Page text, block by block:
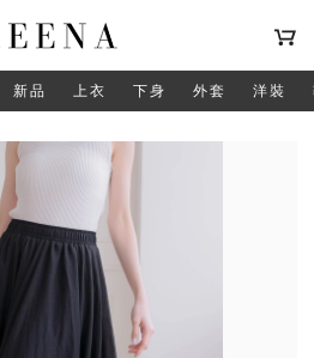
新品 上衣 下身 外套 洋裝